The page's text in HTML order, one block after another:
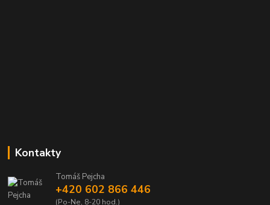
Kontakty
Tomáš Pejcha
+420 602 866 446
(Po-Ne, 8-20 hod.)